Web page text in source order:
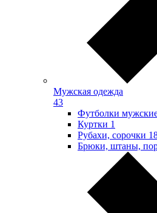
Мужская одежда
43
Футболки
Куртки 1
Рубахи, сорочки
Брюки, штаны,